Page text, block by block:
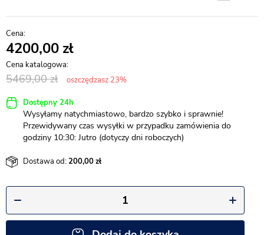
4200,00
5469,00 oszczędzasz 23%
Dostępny 24h
Wysyłamy natychmiastowo, bardzo szybko i sprawnie!
Przewidywany czas wysyłki w przypadku zamówienia do
godziny 10:30: Jutro (dotyczy dni roboczych)
Dostawa od:200,00